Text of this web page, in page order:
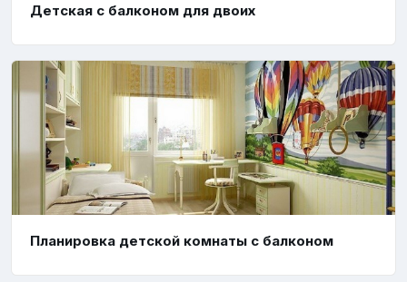
Детская с балконом для двоих
Планировка детской комнаты с балконом